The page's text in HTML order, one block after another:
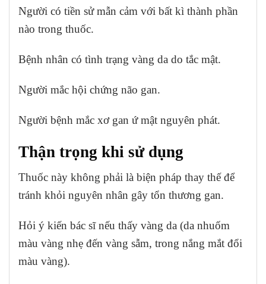
Người có tiền sử mẫn cảm với bất kì thành phần
nào trong thuốc.
Bệnh nhân có tình trạng vàng da do tắc mật.
Người mắc hội chứng não gan.
Người bệnh mắc xơ gan ứ mật nguyên phát.
Thận trọng khi sử dụng
Thuốc này không phải là biện pháp thay thế để
tránh khỏi nguyên nhân gây tổn thương gan.
Hỏi ý kiến bác sĩ nếu thấy vàng da (da nhuốm
màu vàng nhẹ đến vàng sẫm, trong nắng mắt đổi
màu vàng).